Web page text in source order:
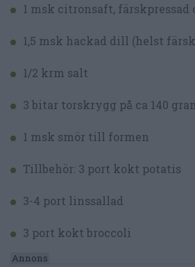
1 msk citronsaft, färskpressad
1,5 msk hackad dill (helst
1/2 krm salt
3 bitar torskrygg på ca 140
1 msk smör till formen
Tillbehör: 3 port kokt potatis
3-4 port linssallad
3 port kokt broccoli